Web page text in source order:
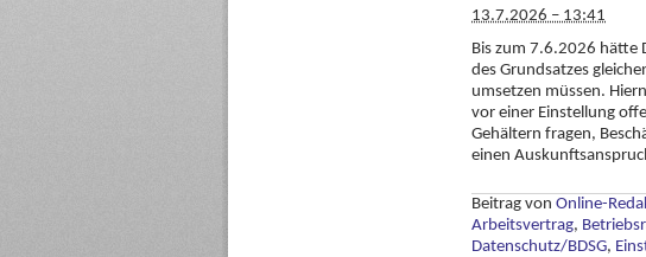
13.7.2026 – 13:41
Bis zum 7.6.2026 hätte
des Grundsatzes
umsetzen müssen.
vor einer Einstellung
Gehältern fragen,
einen
Beitrag von Online-
Arbeitsvertrag,
Datenschutz/BDSG,